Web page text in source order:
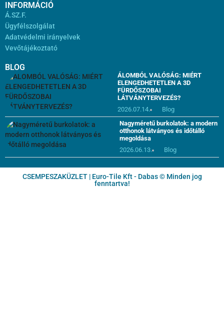
INFORMÁCIÓ
Á.SZ.F.
Ügyfélszolgálat
Adatvédelmi irányelvek
Vevőtájékoztató
BLOG
ÁLOMBÓL VALÓSÁG: MIÉRT
ELENGEDHETETLEN A 3D
FÜRDŐSZOBAI
LÁTVÁNYTERVEZÉS?
2026.07.14.
Blog
Nagyméretű burkolatok: a modern
otthonok látványos és időtálló
megoldása
2026.06.13.
Blog
CSEMPESZAKÜZLET | Euro-Tile Kft - Dabas © Minden jog
fenntartva!